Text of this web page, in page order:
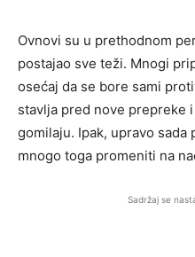
Ovnovi su u prethodnom
postajao sve teži. Mnogi
osećaj da se bore sami
stavlja pred nove prepreke
gomilaju. Ipak, upravo sada
mnogo toga promeniti na
Sadržaj se